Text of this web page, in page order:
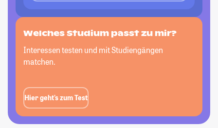
Welches Studium passt zu mir?
Interessen testen und mit Studiengängen
matchen.
Hier geht’s zum Test